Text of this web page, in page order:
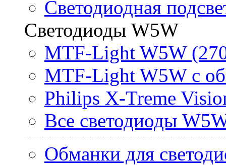
Светодиодная
Светодиоды W5W
MTF-Light W5W
MTF-Light W5W с
Philips X-Treme
Все светодиоды
Обманки для